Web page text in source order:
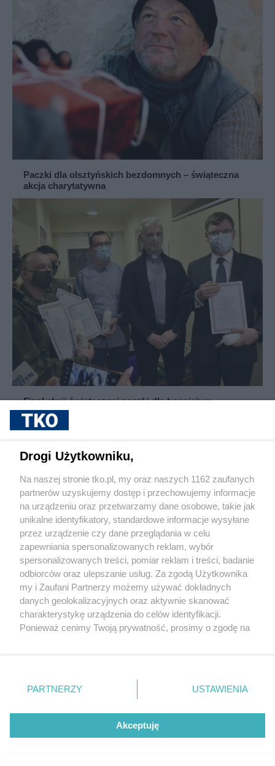
Paczki dla olsztyńskich bezdomnych – świąteczna
akcja charytatywna
Finał akcji świątecznej paczki dla hospicjum
7-letni Bruno z Olsztyna walczy z rakiem. Nie ma wiele
czasu
Drogi Użytkowniku,
Na naszej stronie tko.pl, my oraz naszych 1162 zaufanych
partnerów uzyskujemy dostęp i przechowujemy informacje
na urządzeniu oraz przetwarzamy dane osobowe, takie jak
unikalne identyfikatory, standardowe informacje wysyłane
przez urządzenie czy dane przeglądania w celu
zapewniania spersonalizowanych reklam, wybór
spersonalizowanych treści, pomiar reklam i treści, badanie
odbiorców oraz ulepszanie usług. Za zgodą Użytkownika
my i Zaufani Partnerzy możemy używać dokładnych
danych geolokalizacyjnych oraz aktywnie skanować
charakterystykę urządzenia do celów identyfikacji.
Ponieważ cenimy Twoją prywatność, prosimy o zgodę na
znajdujący się w lewym dolnym rogu strony
. Niektóre
rodzaje przetwarzania danych nie wymagają zgody
użytkownika, ale masz prawo sprzeciwić się takiemu
przetwarzaniu. Preferencje będą miały zastosowania tylko
na tej witrynie.
PARTNERZY USTAWIENIA
Akceptuję